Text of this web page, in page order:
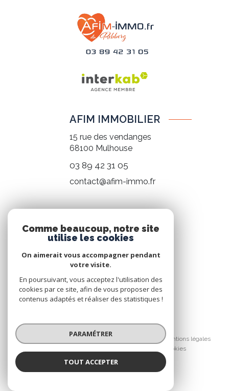
AFIM IMMOBILIER
15 rue des vendanges
68100 Mulhouse
03 89 42 31 05
contact@afim-immo.fr
Nous suivre
© 2026 | Tous droits réservés
Mentions légales
Cookies
Comme beaucoup, notre site
utilise les cookies
On aimerait vous accompagner pendant
votre visite.
En poursuivant, vous acceptez l'utilisation des
cookies par ce site, afin de vous proposer des
contenus adaptés et réaliser des statistiques !
PARAMÉTRER
TOUT ACCEPTER